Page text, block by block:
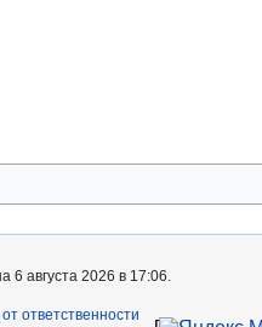
августа 2026 в 17:06.
ответственности